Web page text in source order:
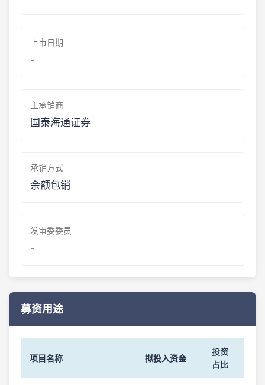
上市日期
-
主承销商
国泰海通证券
承销方式
余额包销
发审委委员
-
募资用途
项目名称 拟投入资金
投资
占比